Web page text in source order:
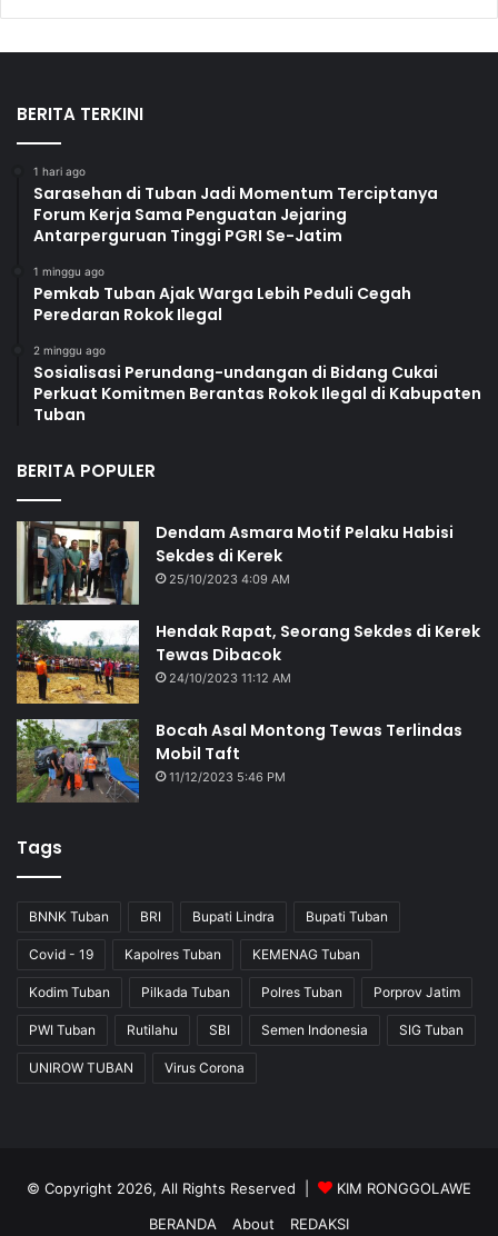
BERITA TERKINI
1 hari ago
Sarasehan di Tuban Jadi Momentum Terciptanya
Forum Kerja Sama Penguatan Jejaring
Antarperguruan Tinggi PGRI Se-Jatim
1 minggu ago
Pemkab Tuban Ajak Warga Lebih Peduli Cegah
Peredaran Rokok Ilegal
2 minggu ago
Sosialisasi Perundang-undangan di Bidang Cukai
Perkuat Komitmen Berantas Rokok Ilegal di Kabupaten
Tuban
BERITA POPULER
Dendam Asmara Motif Pelaku Habisi
Sekdes di Kerek
25/10/2023 4:09 AM
Hendak Rapat, Seorang Sekdes di Kerek
Tewas Dibacok
24/10/2023 11:12 AM
Bocah Asal Montong Tewas Terlindas
Mobil Taft
11/12/2023 5:46 PM
Tags
BNNK Tuban BRI Bupati Lindra Bupati Tuban
Covid - 19 Kapolres Tuban KEMENAG Tuban
Kodim Tuban Pilkada Tuban Polres Tuban Porprov Jatim
PWI Tuban Rutilahu SBI Semen Indonesia SIG Tuban
UNIROW TUBAN Virus Corona
© Copyright 2026, All Rights Reserved |
KIM RONGGOLAWE
BERANDA
About REDAKSI